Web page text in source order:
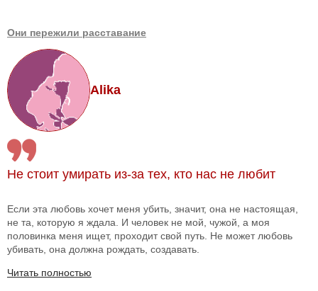
Они пережили расставание
Alika
Не стоит умирать из-за тех, кто нас не любит
Если эта любовь хочет меня убить, значит, она не настоящая,
не та, которую я ждала. И человек не мой, чужой, а моя
половинка меня ищет, проходит свой путь. Не может любовь
убивать, она должна рождать, создавать.
Читать полностью